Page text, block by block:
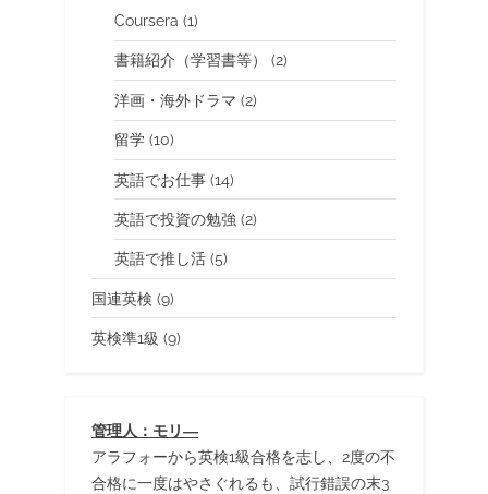
Coursera (1)
書籍紹介（学習書等） (2)
洋画・海外ドラマ (2)
留学 (10)
英語でお仕事 (14)
英語で投資の勉強 (2)
英語で推し活 (5)
国連英検 (9)
英検準1級 (9)
管理人：モリ―
アラフォーから英検1級合格を志し、2度の不
合格に一度はやさぐれるも、試行錯誤の末3